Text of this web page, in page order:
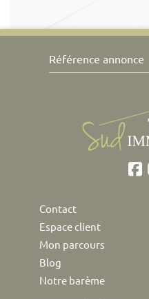
Contact
Espace client
Mon parcours
Blog
Notre barème